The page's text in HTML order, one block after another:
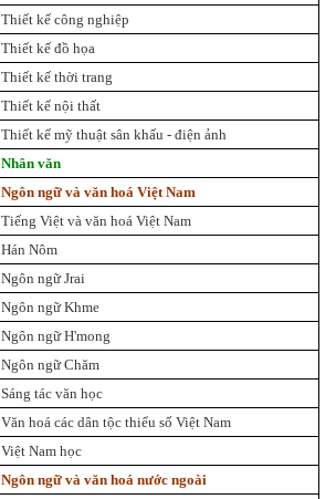
Thiết kế công nghiệp
Thiết kế đồ họa
Thiết kế thời trang
Thiết kế nội thất
Thiết kế mỹ thuật sân khấu - điện ảnh
Nhân văn
Ngôn ngữ và văn hoá Việt Nam
Tiếng Việt và văn hoá Việt Nam
Hán Nôm
Ngôn ngữ Jrai
Ngôn ngữ Khme
Ngôn ngữ H'mong
Ngôn ngữ Chăm
Sáng tác văn học
Văn hoá các dân tộc thiểu số Việt Nam
Việt Nam học
Ngôn ngữ và văn hoá nước ngoài